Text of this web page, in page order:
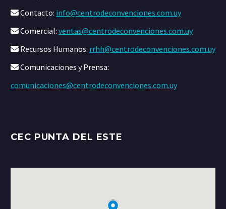
Contacto: info@centrodeconvenciones.com.uy
Comercial: ventas@centrodeconvenciones.com.uy
Recursos Humanos: rrhh@centrodeconvenciones.com.uy
Comunicaciones y Prensa:
comunicaciones@centrodeconvenciones.com.uy
CEC PUNTA DEL ESTE